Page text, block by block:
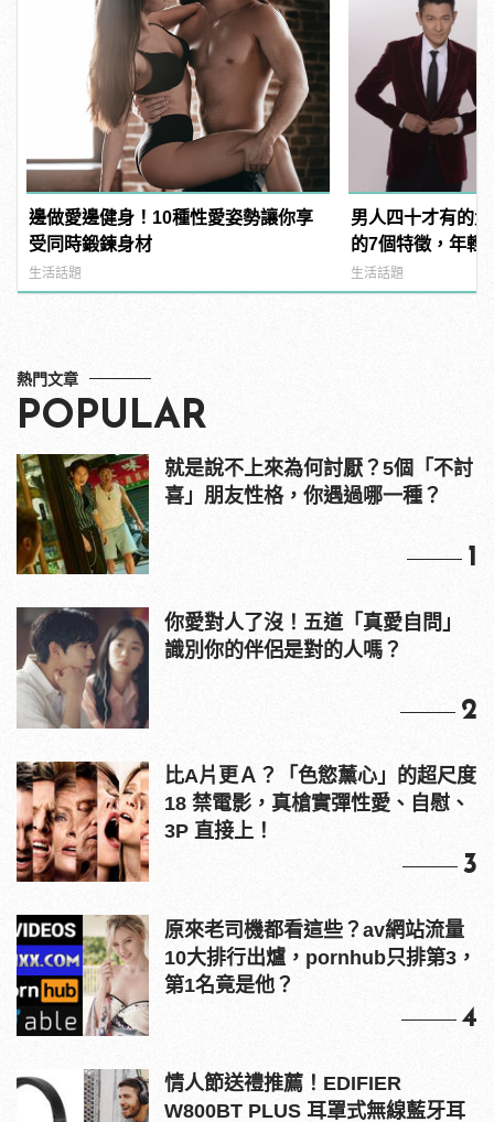
邊做愛邊健身！10種性愛姿勢讓你享
受同時鍛鍊身材
生活話題
男人四十才有的
的7個特徵，年輕
manfashion這樣
生活話題
熱門文章
POPULAR
就是說不上來為何討厭？5個「不討
喜」朋友性格，你遇過哪一種？
1
你愛對人了沒！五道「真愛自問」
識別你的伴侶是對的人嗎？
2
比A片更Ａ？「色慾薰心」的超尺度
18 禁電影，真槍實彈性愛、自慰、
3P 直接上！
3
原來老司機都看這些？av網站流量
10大排行出爐，pornhub只排第3，
第1名竟是他？
4
情人節送禮推薦！EDIFIER
W800BT PLUS 耳罩式無線藍牙耳